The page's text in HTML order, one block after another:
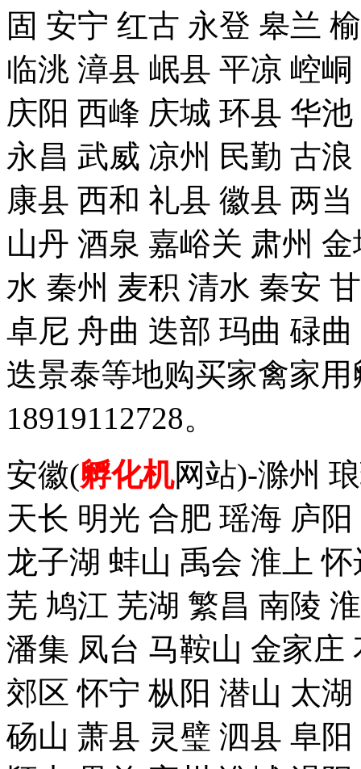
固 安宁 红古 永登 皋兰
临洮 漳县 岷县 平凉 崆
庆阳 西峰 庆城 环县 华
永昌 武威 凉州 民勤 古
康县 西和 礼县 徽县 两
山丹 酒泉 嘉峪关 肃州
水 秦州 麦积 清水 秦安
卓尼 舟曲 迭部 玛曲 碌
迭景泰等地购买家禽家
18919112728。
安徽(孵化机网站)-滁州
天长 明光 合肥 瑶海 庐
龙子湖 蚌山 禹会 淮上
芜 鸠江 芜湖 繁昌 南陵
潘集 凤台 马鞍山 金家庄
郊区 怀宁 枞阳 潜山 太
砀山 萧县 灵璧 泗县 阜